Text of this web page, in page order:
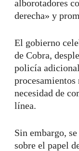
alborotadores
derecha» y
El gobierno
de Cobra,
policía
necesidad de
línea.
Sin embargo,
sobre el papel